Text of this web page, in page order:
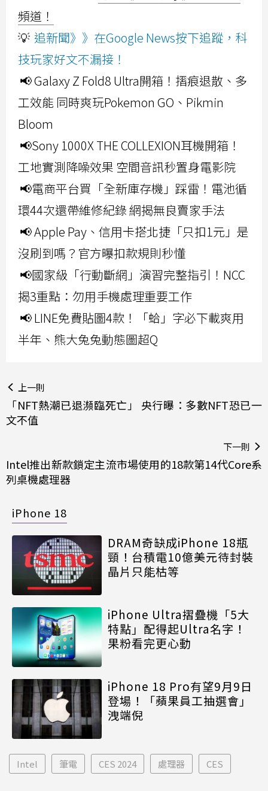
頻道！
💡 追新聞》》在Google News按下追蹤，科
技玩家好文不漏接！
📢 Galaxy Z Fold8 Ultra開箱！摺痕退散、多
工效能 同時爽玩Pokemon GO、Pikmin
Bloom
📢Sony 1000X THE COLLEXION耳機開箱！
工地實測降噪效果 空間音訊秒置身電影院
📢電商平台買「全新庫存機」踩雷！電池循
環44次還帶維修紀錄 網揭無良賣家手法
📢 Apple Pay、信用卡搭北捷「只扣1元」是
沒刷到嗎？官方曝扣款規則秒懂
📢國家級「行動斷網」演習完整指引！NCC
揭3重點：勿用手機處理重要工作
📢 LINE免費貼圖4款！「蛤」字必下載爽用
半年、熊大兔兔動態圖超Q
上一則
「NFT熱潮已退瀕臨死亡」 央行曝：多數NFT恐已一
文不值
下一則
Intel推出新款鎖定主流市場使用的18款第14代Core系
列桌機處理器
iPhone 18
DRAM奇缺成iPhone 18瓶
頸！台積電10億美元待封裝
晶片只能枯等
iPhone Ultra摺疊機「5大
特點」配得起Ultra名字！
果粉看完更心動
iPhone 18 Pro有望9月9日
登場！「蘋果員工抽選會」
洩端倪
Intel 筆電 CES 2024 處理器 CES